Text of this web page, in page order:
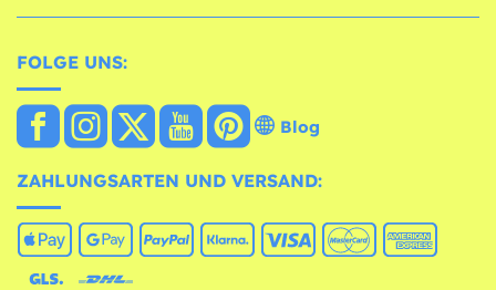
FOLGE UNS:
Blog
ZAHLUNGSARTEN UND VERSAND: